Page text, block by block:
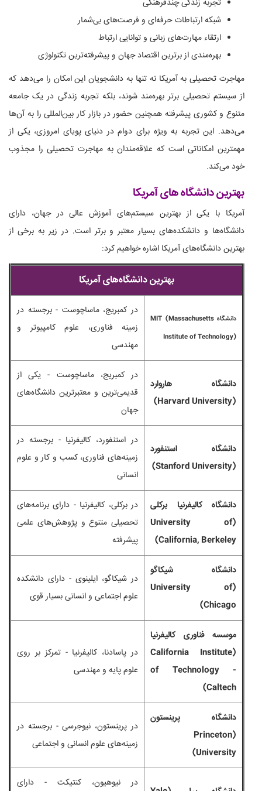
تجربه زندگی چندفرهنگی
شبکه ارتباطات حرفه‌ای و فرصت‌های بی‌شمار
ارتقاء مهارت‌های زبانی و توانایی ارتباط
بهره‌مندی از برترین اقتصاد جهان و پیشرفته‌ترین تکنولوژی
مهاجرت تحصیلی به آمریکا نه تنها به دانشجویان این امکان را می‌دهد که
از سیستم تحصیلی برتر بهره‌مند شوند، بلکه تجربه زندگی در یک جامعه
متنوع و کشوری پیشرفته همچنین حضور در بازار کار بین‌المللی را به آن‌ها
می‌دهد. این تجربه به ویژه برای دوام در دنیای پویای امروزی، یکی از
مهمترین امکاناتی است که علاقه‌مندان به مهاجرت تحصیلی را مجذوب
خود می‌کند.
بهترین دانشگاه های آمریکا
آمریکا با یکی از بهترین سیستم‌های آموزش عالی در جهان، دارای
دانشگاه‌ها و دانشکده‌های بسیار معتبر و برتر است. در زیر به برخی از
بهترین دانشگاه‌های آمریکا اشاره خواهیم کرد:
بهترین دانشگاه‌های آمریکا
دانشگاه MIT (Massachusetts
Institute of Technology)
در کمبریج، ماساچوست - برجسته در
زمینه فناوری، علوم کامپیوتر و
مهندسی
دانشگاه هاروارد
(Harvard University)
در کمبریج، ماساچوست - یکی از
قدیمی‌ترین و معتبرترین دانشگاه‌های
جهان
دانشگاه استنفورد
(Stanford University)
در استنفورد، کالیفرنیا - برجسته در
زمینه‌های فناوری، کسب و کار و علوم
انسانی
دانشگاه کالیفرنیا برکلی
(University of
California, Berkeley)
در برکلی، کالیفرنیا - دارای برنامه‌های
تحصیلی متنوع و پژوهش‌های علمی
پیشرفته
دانشگاه شیکاگو
(University of
Chicago)
در شیکاگو، ایلینوی - دارای دانشکده
علوم اجتماعی و انسانی بسیار قوی
موسسه فناوری کالیفرنیا
(California Institute
of Technology -
Caltech)
در پاسادنا، کالیفرنیا - تمرکز بر روی
علوم پایه و مهندسی
دانشگاه پرینستون
(Princeton
University)
در پرینستون، نیوجرسی - برجسته در
زمینه‌های علوم انسانی و اجتماعی
در نیوهیون، کنتیکت - دارای